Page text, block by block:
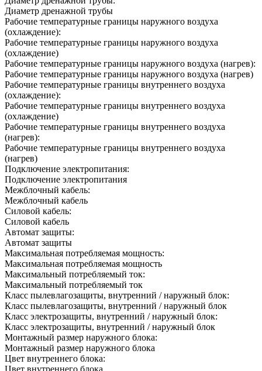
Диаметр дренажной трубы
Рабочие температурные границы наружного воздуха
(охлаждение):
Рабочие температурные границы наружного воздуха
(охлаждение)
Рабочие температурные границы наружного воздуха (нагрев):
Рабочие температурные границы наружного воздуха (нагрев)
Рабочие температурные границы внутреннего воздуха
(охлаждение):
Рабочие температурные границы внутреннего воздуха
(охлаждение)
Рабочие температурные границы внутреннего воздуха
(нагрев):
Рабочие температурные границы внутреннего воздуха
(нагрев)
Подключение электропитания:
Подключение электропитания
Межблочный кабель:
Межблочный кабель
Силовой кабель:
Силовой кабель
Автомат защиты:
Автомат защиты
Максимальная потребляемая мощность:
Максимальная потребляемая мощность
Максимальный потребляемый ток:
Максимальный потребляемый ток
Класс пылевлагозащиты, внутренний / наружный блок:
Класс пылевлагозащиты, внутренний / наружный блок
Класс электрозащиты, внутренний / наружный блок:
Класс электрозащиты, внутренний / наружный блок
Монтажный размер наружного блока:
Монтажный размер наружного блока
Цвет внутреннего блока:
Цвет внутреннего блока